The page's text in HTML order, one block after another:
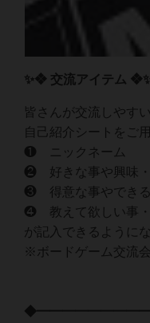
✨❖ 交流アイテム
皆さんが交流しやすい
自己紹介シートをご
❶ ニックネーム
❷ 好きな事や興味・
❸ 得意な事やできる
❹ 教えて欲しい事・
が記入できるように
※ボードゲーム交流